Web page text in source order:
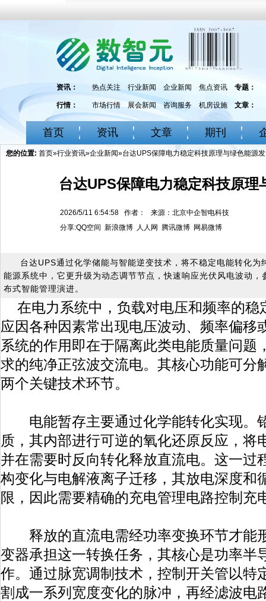
资讯： 热点关注 行业新闻 企业新闻 焦点资讯 专题：
行情： 市场行情 展会新闻 咨询服务 机房设施 文章：
首页 资讯 文章 期刊
您的位置: 首页»行业资讯»企业新闻»台达UPS保障电力稳定科技原理与绿色能源
台达UPS保障电力稳定科技原理
2026/5/11 6:54:58 作者： 来源：北京中企智电科技
分享:QQ空间 新浪微博 人人网 腾讯微博 网易微博
台达UPS通过化学储能与智能逆变技术，将不稳定电能转化
能源系统中，它更升级为动态调节节点，快速响应光伏风电波动
布式智能管理演进。
在电力系统中，负载对电压和频率的稳
应因各种因素常出现电压波动、频率偏移
系统的作用即在于隔离此类电能质量问题
求的纯净正弦波交流电。其核心功能可分
两个关键技术环节。
电能暂存主要通过化学能转化实现。
质，其内部进行可逆的氧化还原反应，将
并在需要时反向转化释放直流电。这一过
构变化与电解液离子迁移，其放电深度和
限，因此需要精确的充电管理电路控制充
释放的直流电需经功率变换环节才能
变器承担这一转换任务，其核心是功率半
作。通过脉宽调制技术，控制开关管以特
割成一系列宽度变化的脉冲，再经滤波电